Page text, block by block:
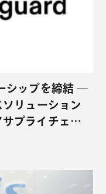
シップを締結 ―
リューション
プライチェー
始 ―